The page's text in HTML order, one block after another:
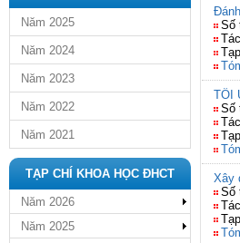
Năm 2025
Năm 2024
Năm 2023
Năm 2022
Năm 2021
TẠP CHÍ KHOA HỌC ĐHCT
Năm 2026
Năm 2025
Số
TỐI
Số
Xây
Số